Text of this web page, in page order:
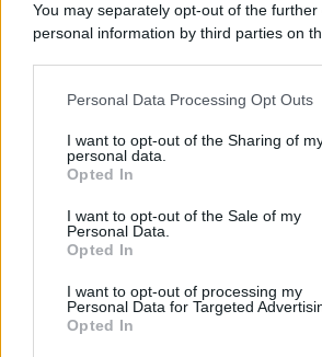
You may separately opt-out of the
personal information by third parties on
This information may also be disclosed
disclose it to other third parties.
Please note that this website/app uses
services and may gather and store
not limited to your visit or usage
grant or deny consent to Google and its
consent section.
Personal Data Processing Opt Outs
I want to opt-out of the Sharing of
personal data.
Opted In
I want to opt-out of the Sale of my
Personal Data.
Opted In
I want to opt-out of processing my
Personal Data for Targeted
Opted In
Categorie
Gossip
Televisione
Programmi TV
Amici
Ballando Con Le Stelle